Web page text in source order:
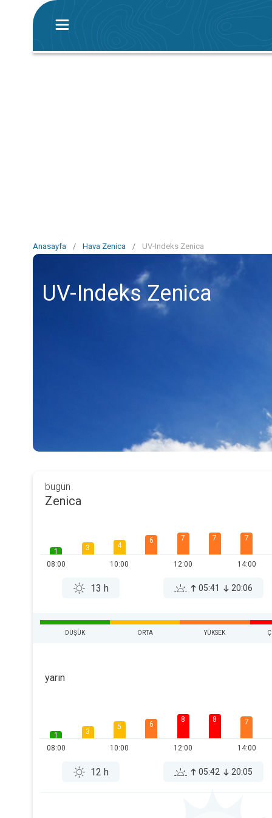
Anasayfa / Hava Zenica / UV-Indeks Zenica
UV-Indeks Zenica
bugün
Zenica
1
08:00
3 4
10:00
6 7
12:00
7 7
14:00
13 h 05:41 20:06
DÜŞÜK ORTA YÜKSEK
yarın
1
08:00
3
5
10:00
6
8
12:00
8 7
14:00
12 h 05:42 20:05